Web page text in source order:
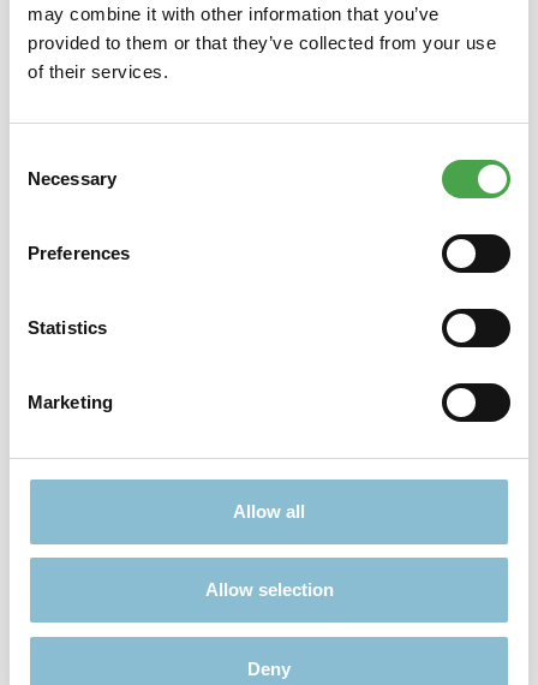
may combine it with other information that you’ve
provided to them or that they’ve collected from your use
of their services.
Selection
Necessary
Preferences
Statistics
Marketing
Allow all
Allow selection
Deny
Eigenschaften
Nichts passendes gefunden?
TICKETS GESCHENKE